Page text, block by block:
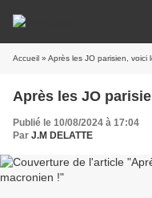
Accueil » Après les JO parisien, voici
Après les JO
Publié le 10/08/2024 à 17:04
Par J.M DELATTE